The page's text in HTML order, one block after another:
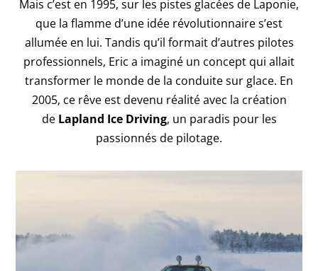
Mais c’est en 1995, sur les pistes glacées de Laponie,
que la flamme d’une idée révolutionnaire s’est
allumée en lui. Tandis qu’il formait d’autres pilotes
professionnels, Eric a imaginé un concept qui allait
transformer le monde de la conduite sur glace. En
2005, ce rêve est devenu réalité avec la création
de Lapland Ice Driving, un paradis pour les
passionnés de pilotage.